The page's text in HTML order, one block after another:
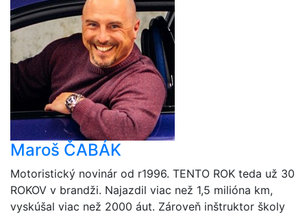
Maroš ČABÁK
Motoristický novinár od r1996. TENTO ROK teda už 30
ROKOV v brandži. Najazdil viac než 1,5 milióna km,
vyskúšal viac než 2000 áut. Zároveň inštruktor školy